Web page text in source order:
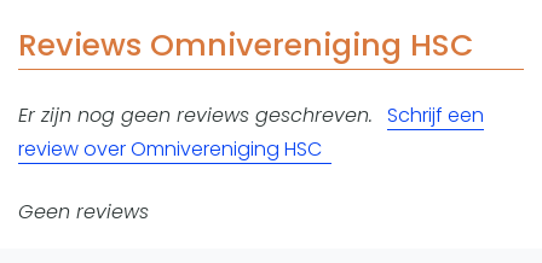
Reserveringssystemen
Toevoegen data
Laatste updates
Padel
Reviews Omnivereniging HSC
Er zijn nog geen reviews geschreven. Schrijf een
review over Omnivereniging HSC
Geen reviews